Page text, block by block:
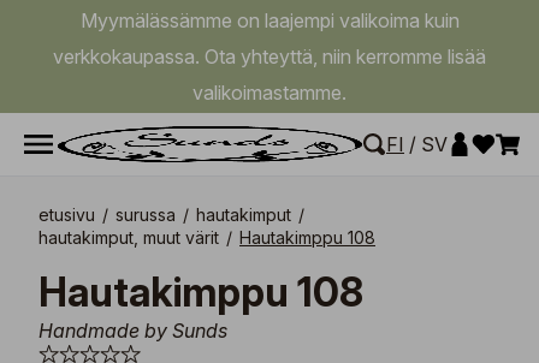
Myymälässämme on laajempi valikoima kuin
verkkokaupassa. Ota yhteyttä, niin kerromme lisää
valikoimastamme.
FI / SV
etusivu / surussa / hautakimput /
hautakimput, muut värit / Hautakimppu 108
Hautakimppu 108
Handmade by Sunds